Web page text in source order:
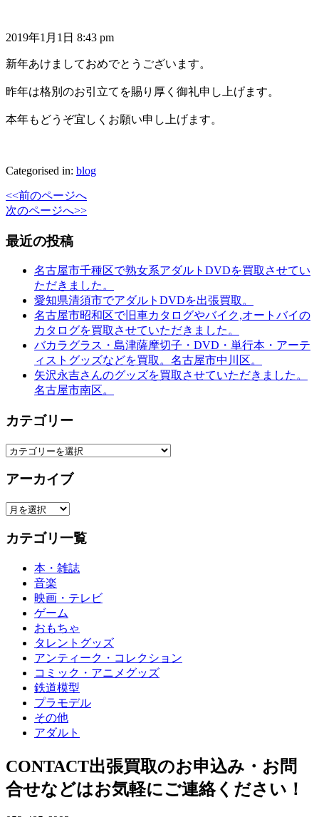
2019年1月1日 8:43 pm
新年あけましておめでとうございます。
昨年は格別のお引立てを賜り厚く御礼申し上げます。
本年もどうぞ宜しくお願い申し上げます。
Categorised in: blog
<<前のページへ
次のページへ>>
最近の投稿
名古屋市千種区で熟女系アダルトDVDを買取させてい
ただきました。
愛知県清須市でアダルトDVDを出張買取。
名古屋市昭和区で旧車カタログやバイク,オートバイの
カタログを買取させていただきました。
バカラグラス・島津薩摩切子・DVD・単行本・アーテ
ィストグッズなどを買取。名古屋市中川区。
矢沢永吉さんのグッズを買取させていただきました。
名古屋市南区。
カテゴリー
カ
ゴ
ー
アーカイブ
ア
カ
カテゴリ一覧
本・雑誌
音楽
映画・テレビ
ゲーム
おもちゃ
タレントグッズ
アンティーク・コレクション
コミック・アニメグッズ
鉄道模型
プラモデル
その他
アダルト
CONTACT出張買取のお申込み・お問
合せなどはお気軽にご連絡ください！